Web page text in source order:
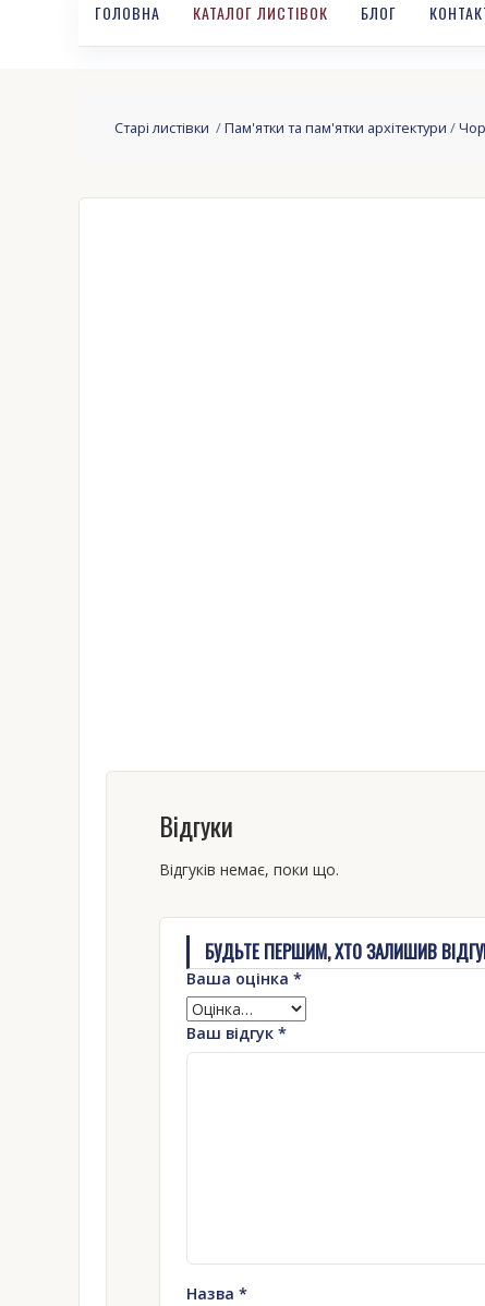
ГОЛОВНА КАТАЛОГ ЛИСТІВОК БЛОГ
Старі листівки /Пам'ятки та пам'ятки архітектури /
Відгуки
Відгуків немає, поки що.
БУДЬТЕ ПЕРШИМ, ХТО ЗАЛИШИВ
Ваша оцінка *
Ваш відгук *
Назва *